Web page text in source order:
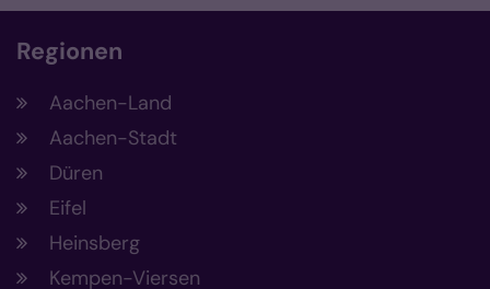
Regionen
Aachen-Land
Aachen-Stadt
Düren
Eifel
Heinsberg
Kempen-Viersen